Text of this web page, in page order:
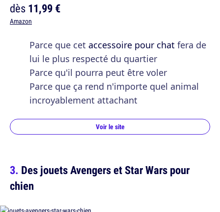
dès11,99 €
Amazon
Parce que cet accessoire pour chat fera de
lui le plus respecté du quartier
Parce qu'il pourra peut être voler
Parce que ça rend n'importe quel animal
incroyablement attachant
Voir le site
Des jouets Avengers et Star Wars pour
chien